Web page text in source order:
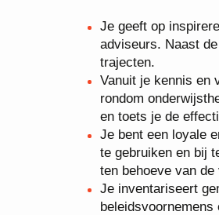
Je geeft op
adviseurs. Naast
trajecten.
Vanuit je kennis en
rondom
en toets je de
Je bent een loyale
te gebruiken en bij
ten behoeve van
Je inventariseert